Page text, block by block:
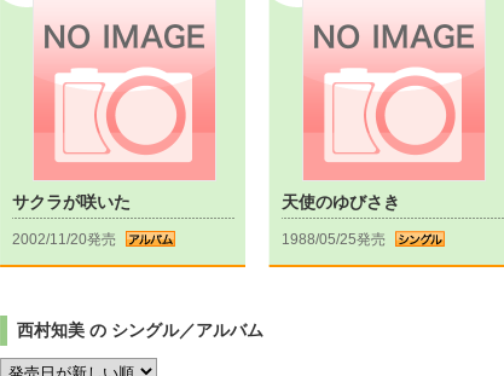
サクラが咲いた
2002/11/20発売
天使のゆびさき
1988/05/25発売
西村知美 の シングル／アルバム